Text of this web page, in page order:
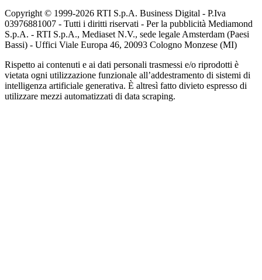
Copyright © 1999-2026 RTI S.p.A. Business Digital - P.Iva
03976881007 - Tutti i diritti riservati - Per la pubblicità Mediamond
S.p.A. - RTI S.p.A., Mediaset N.V., sede legale Amsterdam (Paesi
Bassi) - Uffici Viale Europa 46, 20093 Cologno Monzese (MI)
Rispetto ai contenuti e ai dati personali trasmessi e/o riprodotti è
vietata ogni utilizzazione funzionale all’addestramento di sistemi di
intelligenza artificiale generativa. È altresì fatto divieto espresso di
utilizzare mezzi automatizzati di data scraping.